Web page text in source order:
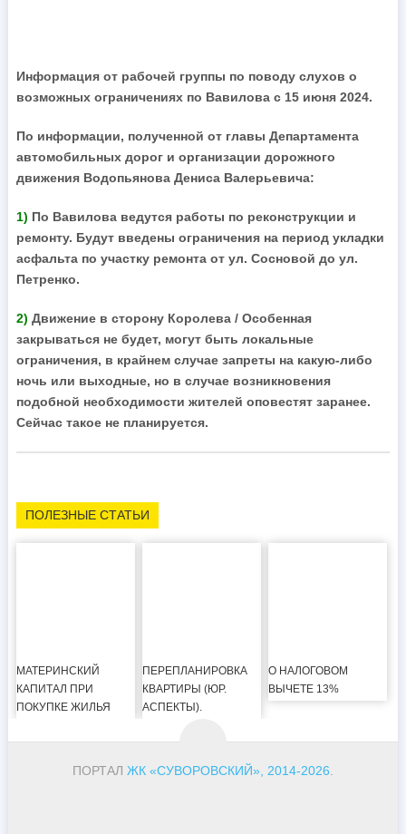
Информация от рабочей группы по поводу слухов о
возможных ограничениях по Вавилова с 15 июня 2024.
По информации, полученной от главы Департамента
автомобильных дорог и организации дорожного
движения Водопьянова Дениса Валерьевича:
1) По Вавилова ведутся работы по реконструкции и
ремонту. Будут введены ограничения на период укладки
асфальта по участку ремонта от ул. Сосновой до ул.
Петренко.
2) Движение в сторону Королева / Особенная
закрываться не будет, могут быть локальные
ограничения, в крайнем случае запреты на какую-либо
ночь или выходные, но в случае возникновения
подобной необходимости жителей оповестят заранее.
Сейчас такое не планируется.
ПОЛЕЗНЫЕ СТАТЬИ
МАТЕРИНСКИЙ
КАПИТАЛ ПРИ
ПОКУПКЕ ЖИЛЬЯ
ПЕРЕПЛАНИРОВКА
КВАРТИРЫ (ЮР.
АСПЕКТЫ).
О НАЛОГОВОМ
ВЫЧЕТЕ 13%
ПОРТАЛЖК «СУВОРОВСКИЙ», 2014-2026.